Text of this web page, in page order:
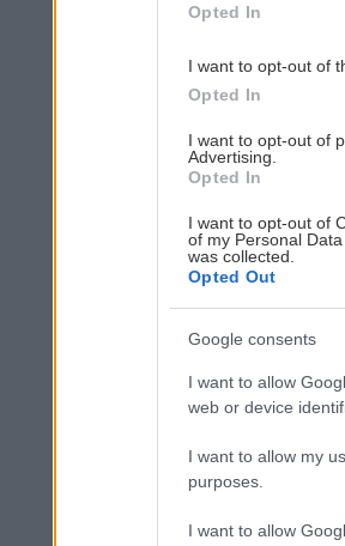
Opted In
I want to opt-out of
Opted In
I want to opt-out of
Advertising.
Opted In
I want to opt-out of
of my Personal
was collected.
Opted Out
Google consents
I want to allow
web or device
I want to allow my
purposes.
I want to allow
είδηση
από τα
θάλασσα